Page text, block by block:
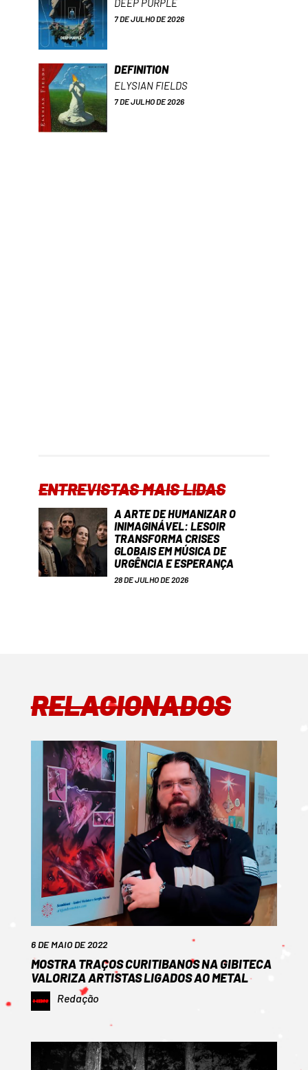
DEEP PURPLE
7 DE JULHO DE 2026
DEFINITION
ELYSIAN FIELDS
7 DE JULHO DE 2026
ENTREVISTAS MAIS LIDAS
A ARTE DE HUMANIZAR O
INIMAGINÁVEL: LESOIR
TRANSFORMA CRISES
GLOBAIS EM MÚSICA DE
URGÊNCIA E ESPERANÇA
28 DE JULHO DE 2026
RELACIONADOS
6 DE MAIO DE 2022
MOSTRA TRAÇOS CURITIBANOS NA GIBITECA
VALORIZA ARTISTAS LIGADOS AO METAL
Redação